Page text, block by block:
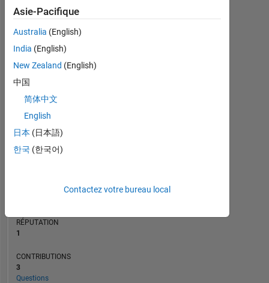
CONTRIBUTIONS L
1
2
RANG
24
RÉPUTATION
1
CONTRIBUTIONS
3
Questions
Asie-Pacifique
Australia (English)
India (English)
New Zealand (English)
中国
简体中文
English
日本 (日本語)
한국 (한국어)
Contactez votre bureau local